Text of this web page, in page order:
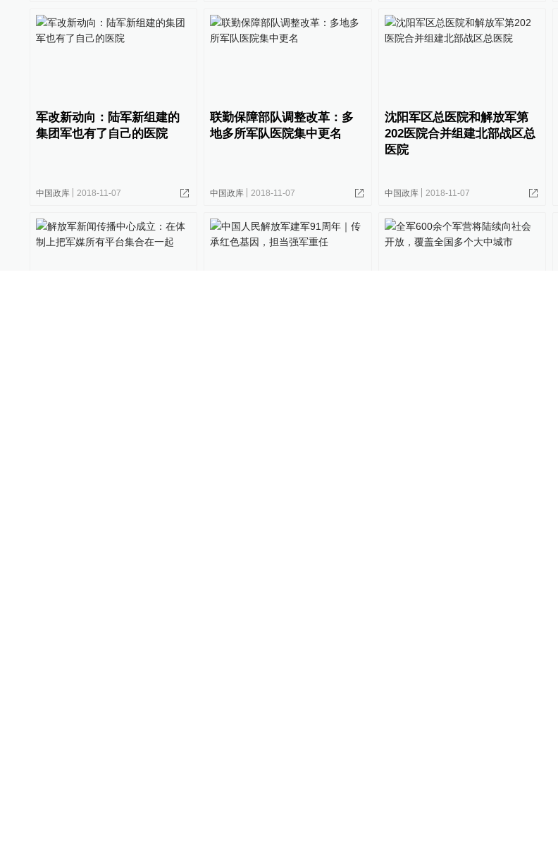
军改新动向：陆军新组建的
集团军也有了自己的医院
中国政库 2018-11-07
联勤保障部队调整改革：多
地多所军队医院集中更名
中国政库 2018-11-07
沈阳军区总医院和解放军第
202医院合并组建北部战区总
医院
中国政库 2018-11-07